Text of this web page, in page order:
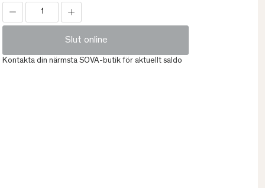
Slut online
Kontakta din närmsta SOVA-butik för aktuellt saldo